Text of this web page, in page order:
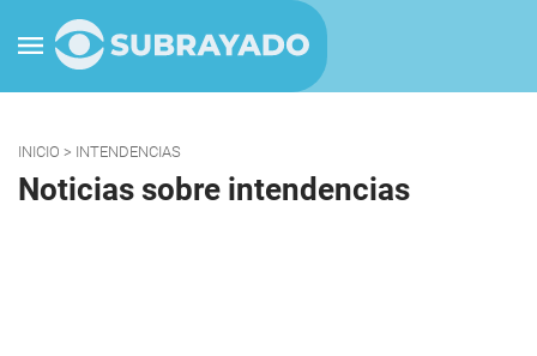
INICIO > INTENDENCIAS
Noticias sobre intendencias